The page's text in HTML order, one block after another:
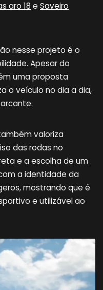
aro 18 e Saveiro
nesse projeto é o
Apesar do
uma proposta
o veículo no dia a dia,
valoriza
das rodas no
e a escolha de um
a identidade da
mostrando que é
e utilizável ao